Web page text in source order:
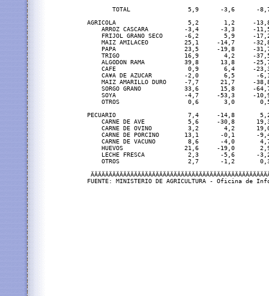
TOTAL                5,9      -3,6      -
AGRICOLA                    5,2       1,2     -
ARROZ CASCARA          -3,4      -3,3     -
FRIJOL GRANO SECO      -6,2       5,9     -
MAIZ AMILACEO          25,1     -14,7     -
PAPA                   23,5     -19,8     -
TRIGO                  16,9       4,2     -
ALGODON RAMA           39,8      13,8     -
CAFE                    0,9       6,4     -
CA¥A DE AZUCAR         -2,0       6,5      -
MAIZ AMARILLO DURO     -7,7      21,7     -
SORGO GRANO            33,6      15,8     -
SOYA                   -4,7     -53,3     -
OTROS                   0,6       3,0
PECUARIO                    7,4     -14,8
CARNE DE AVE            5,6     -30,8
CARNE DE OVINO          3,2       4,2
CARNE DE PORCINO       13,1      -0,1      -
CARNE DE VACUNO         8,6      -4,0
HUEVOS                 21,6     -19,0
LECHE FRESCA            2,3      -5,6      -
OTROS                   2,7      -1,2